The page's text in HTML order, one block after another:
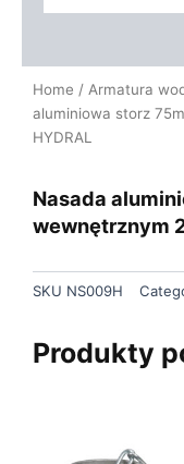
Home / Armatura
aluminiowa storz
HYDRAL
Nasada
wewnętrznym
SKU NS009H
Produkty